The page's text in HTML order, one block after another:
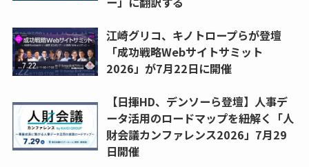
江崎グリコ、キノトロープらが登壇
「成功戦略Webサイトサミット
2026」が7月22日に開催
【日揮HD、デンソーら登壇】人事デ
ータ活用のロードマップを紐解く「人
財会議カンファレンス2026」7月29
日開催